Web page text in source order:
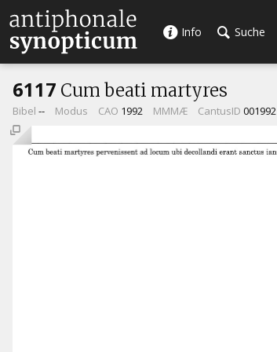
Info Suche
6117 Cum beati martyres
Bibel -- Modus CAO 1992 MMMÆ CantusID 001992